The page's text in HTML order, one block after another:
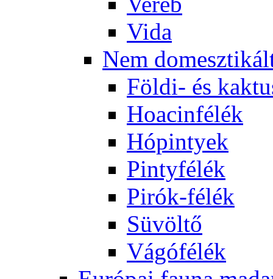
Vida
Nem
Földi- és
Hoacinfélék
Hópintyek
Pintyfélék
Pirók-félék
Süvöltő
Vágófélék